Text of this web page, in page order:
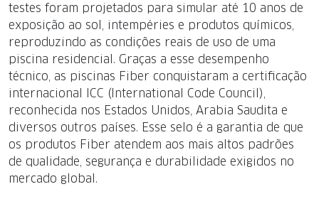
testes foram projetados para simular até 10 anos de
exposição ao sol, intempéries e produtos químicos,
reproduzindo as condições reais de uso de uma
piscina residencial. Graças a esse desempenho
técnico, as piscinas Fiber conquistaram a certificação
internacional ICC (International Code Council),
reconhecida nos Estados Unidos, Arabia Saudita e
diversos outros países. Esse selo é a garantia de que
os produtos Fiber atendem aos mais altos padrões
de qualidade, segurança e durabilidade exigidos no
mercado global.